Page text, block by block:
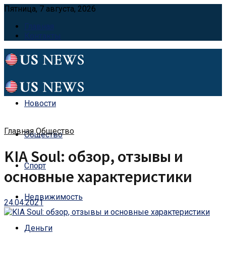
Пятница, 7 августа, 2026
Главная
Контакты
Новости
Общество
Спорт
Недвижимость
Деньги
Главная Общество
KIA Soul: обзор, отзывы и
основные характеристики
24.04.2021